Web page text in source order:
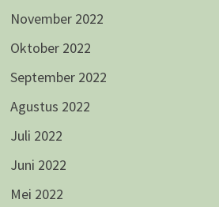
November 2022
Oktober 2022
September 2022
Agustus 2022
Juli 2022
Juni 2022
Mei 2022